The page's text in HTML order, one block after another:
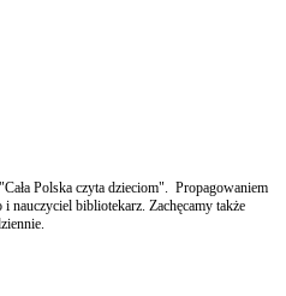
Polska czyta dzieciom". Propagowaniem
nauczyciel bibliotekarz. Zachęcamy także